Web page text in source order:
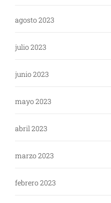
agosto 2023
julio 2023
junio 2023
mayo 2023
abril 2023
marzo 2023
febrero 2023